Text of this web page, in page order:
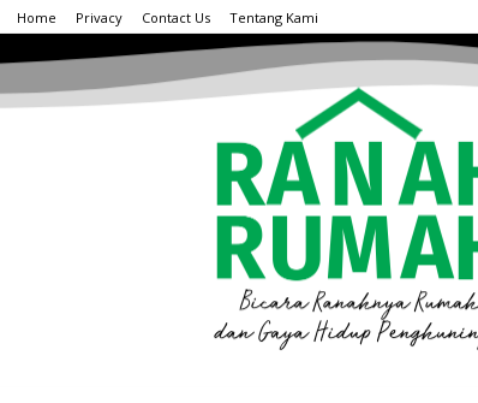
Home Privacy Contact Us Tentang Kami